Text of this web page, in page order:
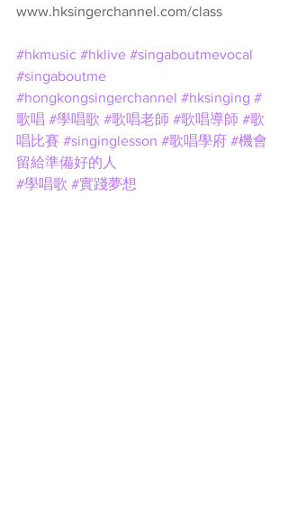
www.hksingerchannel.com/class
#hkmusic #hklive #singaboutmevocal
#singaboutme
#hongkongsingerchannel #hksinging #
歌唱 #學唱歌 #歌唱老師 #歌唱導師 #歌
唱比賽 #singinglesson #歌唱學府 #機會
留給準備好的人
#學唱歌 #實踐夢想